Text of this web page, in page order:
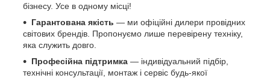
бізнесу. Усе в одному місці!
Гарантована якість — ми офіційні дилери провідних
світових брендів. Пропонуємо лише перевірену техніку,
яка служить довго.
Професійна підтримка — індивідуальний підбір,
технічні консультації, монтаж і сервіс будь-якої